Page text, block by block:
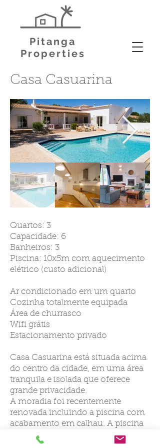
Pitanga
Properties
Casa Casuarina
Quartos: 3
Capacidade: 6
Banheiros: 3
Piscina: 10x5m com aquecimento
elétrico (custo adicional)
Ar condicionado em um quarto
Cozinha totalmente equipada
Área de churrasco
Wifi grátis
Estacionamento privado
Casa Casuarina está situada acima
do centro da cidade, em uma área
tranquila e isolada que oferece
grande privacidade.
A moradia foi recentemente
renovada incluindo a piscina com
acabamento em calhau. A piscina
também tem uma cobertura de
bolha solar, que se bem utilizada